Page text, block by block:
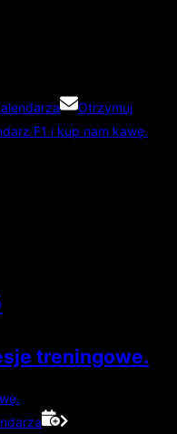
Otrzymuj
F1 i kup nam kawę.
treningowe.